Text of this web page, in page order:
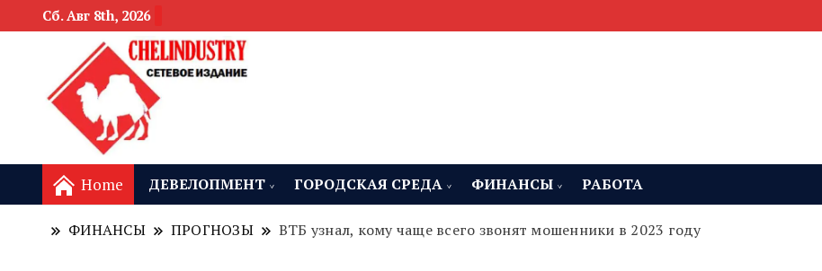
Сб. Авг 8th, 2026
Home ДЕВЕЛОПМЕНТ ГОРОДСКАЯ СРЕДА ФИНАНСЫ РАБОТА
ФИНАНСЫ ПРОГНОЗЫ ВТБ узнал, кому чаще всего звонят мошенники в 2023 году